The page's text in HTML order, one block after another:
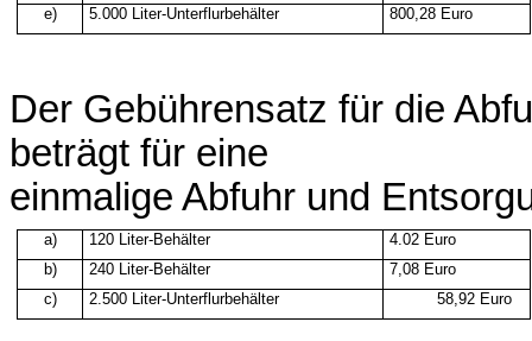
e)
5.000 Liter-Unterflurbehälter 800,28 Euro
Der Gebührensatz für die
beträgt für eine
einmalige Abfuhr und
a) 120 Liter-Behälter 4.02 Euro
b)
240 Liter-Behälter 7,08 Euro
c)
2.500 Liter-Unterflurbehälter 58,92 Euro